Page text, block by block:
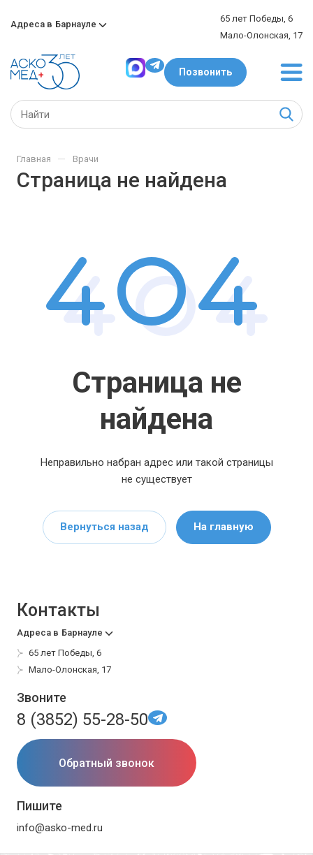
Адреса в Барнауле
65 лет Победы, 6
Мало-Олонская, 17
Позвонить
Страница не найдена
Главная — Врачи
Страница не
найдена
Неправильно набран адрес или такой страницы
не существует
Вернуться назад На главную
Контакты
Адреса в Барнауле
65 лет Победы, 6
Мало-Олонская, 17
Звоните
8 (3852) 55-28-50
Обратный звонок
Пишите
info@asko-med.ru